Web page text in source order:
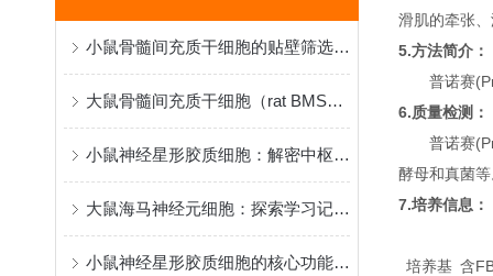
小鼠骨髓间充质干细胞的贴壁筛选原理与再生医学研究应用
大鼠骨髓间充质干细胞（rat BMSCs）分离、鉴定与应用
小鼠神经星形胶质细胞：解密中枢神经系统功能与疾病机制的核心模型
大鼠海马神经元细胞：探索学习记忆机制与脑疾病病理的黄金模型
小鼠神经星形胶质细胞的核心功能和应用特点
滑肌的牵张
5.方法简介：
普诺赛
6.质量检测：
普诺赛
酵母和真菌
7.培养信息：
培养基 含